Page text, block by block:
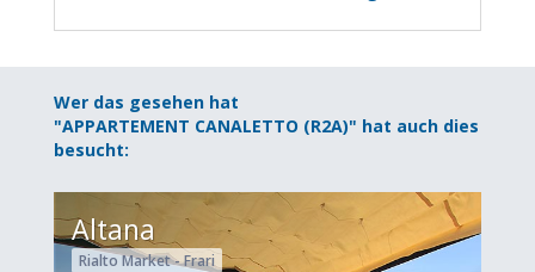
Wer das gesehen hat
"APPARTEMENT CANALETTO (R2A)" hat auch dies
besucht:
Altana
Rialto Market - Frari